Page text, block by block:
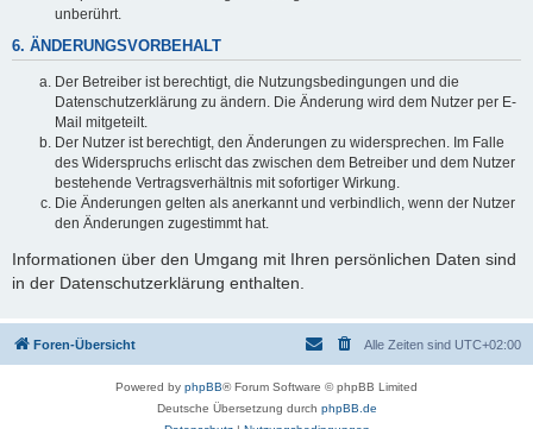
unberührt.
6. ÄNDERUNGSVORBEHALT
Der Betreiber ist berechtigt, die Nutzungsbedingungen und die
Datenschutzerklärung zu ändern. Die Änderung wird dem Nutzer per E-
Mail mitgeteilt.
Der Nutzer ist berechtigt, den Änderungen zu widersprechen. Im Falle
des Widerspruchs erlischt das zwischen dem Betreiber und dem Nutzer
bestehende Vertragsverhältnis mit sofortiger Wirkung.
Die Änderungen gelten als anerkannt und verbindlich, wenn der Nutzer
den Änderungen zugestimmt hat.
Informationen über den Umgang mit Ihren persönlichen Daten sind
in der Datenschutzerklärung enthalten.
Foren-Übersicht Alle Zeiten sind UTC+02:00
Powered by phpBB® Forum Software © phpBB Limited
Deutsche Übersetzung durch phpBB.de